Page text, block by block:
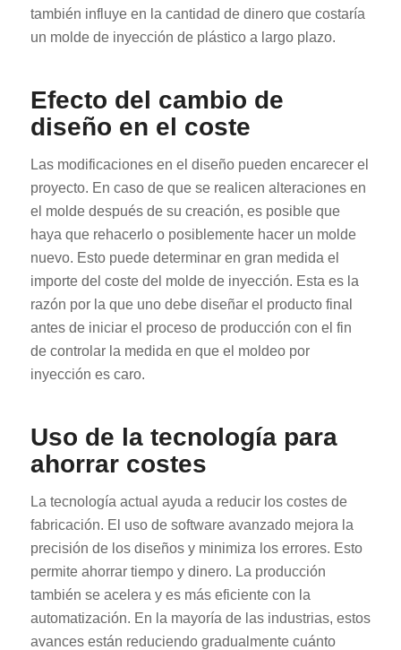
también influye en la cantidad de dinero que costaría
un molde de inyección de plástico a largo plazo.
Efecto del cambio de
diseño en el coste
Las modificaciones en el diseño pueden encarecer el
proyecto. En caso de que se realicen alteraciones en
el molde después de su creación, es posible que
haya que rehacerlo o posiblemente hacer un molde
nuevo. Esto puede determinar en gran medida el
importe del coste del molde de inyección. Esta es la
razón por la que uno debe diseñar el producto final
antes de iniciar el proceso de producción con el fin
de controlar la medida en que el moldeo por
inyección es caro.
Uso de la tecnología para
ahorrar costes
La tecnología actual ayuda a reducir los costes de
fabricación. El uso de software avanzado mejora la
precisión de los diseños y minimiza los errores. Esto
permite ahorrar tiempo y dinero. La producción
también se acelera y es más eficiente con la
automatización. En la mayoría de las industrias, estos
avances están reduciendo gradualmente cuánto